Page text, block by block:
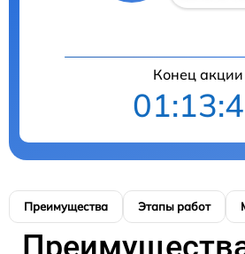
Конец акции
Преимущества Этапы работ